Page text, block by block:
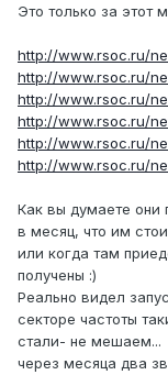
Это только за этот
http://www.rsoc.ru/
http://www.rsoc.ru/
http://www.rsoc.ru/
http://www.rsoc.ru/
http://www.rsoc.ru/
http://www.rsoc.ru/
Как вы думаете они
в месяц, что им
или когда там
получены :)
Реально видел
секторе частоты
стали- не мешаем...
через месяца два